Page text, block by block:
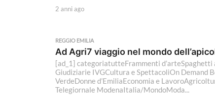
2 anni ago
n
a
g
o
REGGIO EMILIA
Ad Agri7 viaggio nel mondo
[ad_1] categoriatutteFrammenti
Giudiziarie IVGCultura e SpettacoliOn Demand
VerdeDonne d’EmiliaEconomia e
Telegiornale ModenaItalia/MondoModa...